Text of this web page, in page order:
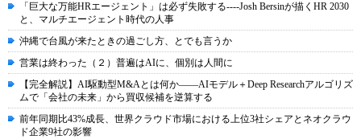
「巨大な万能HRエージェント」は必ず失敗する----Josh Bersinが描くHR 2030
と、マルチエージェント時代の人事
沖縄で台風が来たときの過ごし方、とでも言うか
営業は終わった（２）普遍はAIに、個別は人間に
【完全解説】AI駆動型M&Aとは何か――AIモデル＋Deep Researchアルゴリズ
ムで「会社の未来」から買収候補を逆算する
前年同期比43%成長、世界クラウド市場における上位3社シェアとネオクラウ
ド企業9社の影響